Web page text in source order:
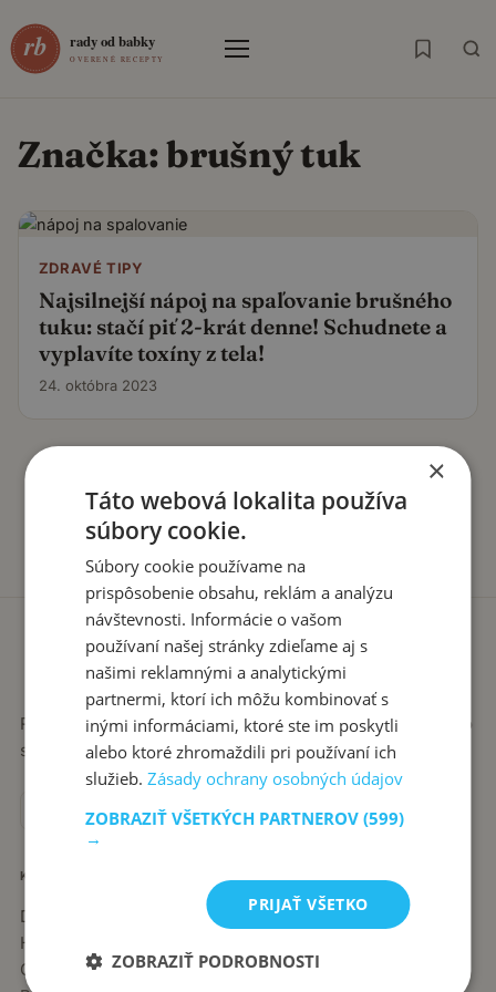
Menu
Značka:brušný tuk
ZDRAVÉ TIPY
Najsilnejší nápoj na spaľovanie brušného
tuku: stačí piť 2-krát denne! Schudnete a
vyplavíte toxíny z tela!
24. októbra 2023
Recepty píše babka Stanka. Jednoduché, poctivé jedlá zo
slovenskej kuchyne, ktoré sa vždy podaria.
KATEGÓRIE
Dezerty
Hlavné jedlá
Chuťovky
×
Táto webová lokalita používa
súbory cookie.
Súbory cookie používame na
prispôsobenie obsahu, reklám a analýzu
návštevnosti. Informácie o vašom
používaní našej stránky zdieľame aj s
našimi reklamnými a analytickými
partnermi, ktorí ich môžu kombinovať s
inými informáciami, ktoré ste im poskytli
alebo ktoré zhromaždili pri používaní ich
služieb.Zásady ochrany osobných údajov
ZOBRAZIŤ VŠETKÝCH PARTNEROV(599)
→
PRIJAŤ VŠETKO
ZOBRAZIŤ PODROBNOSTI